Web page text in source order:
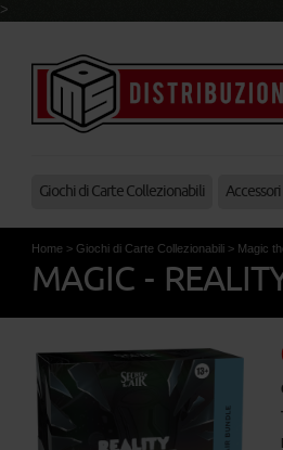
>
Giochi di Carte Collezionabili Accessori
Home > Giochi di Carte Collezionabili > Magic
MAGIC -